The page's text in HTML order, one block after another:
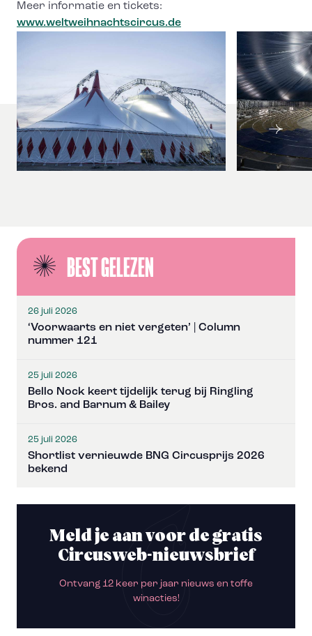
Meer informatie en tickets:
www.weltweihnachtscircus.de
BEST GELEZEN
26 juli 2026
‘Voorwaarts en niet vergeten’ | Column
nummer 121
25 juli 2026
Bello Nock keert tijdelijk terug bij Ringling
Bros. and Barnum & Bailey
25 juli 2026
Shortlist vernieuwde BNG Circusprijs 2026
bekend
Meld je aan voor de gratis
Circusweb-nieuwsbrief
Ontvang 12 keer per jaar nieuws en toffe
winacties!